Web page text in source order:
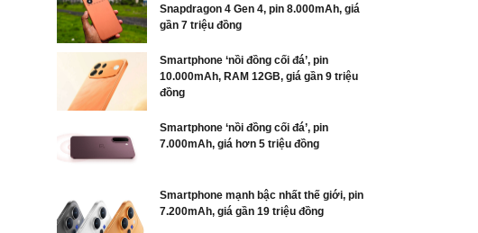
Snapdragon 4 Gen 4, pin 8.000mAh, giá
gần 7 triệu đồng
Smartphone ‘nồi đồng cối đá’, pin
10.000mAh, RAM 12GB, giá gần 9 triệu
đồng
Smartphone ‘nồi đồng cối đá’, pin
7.000mAh, giá hơn 5 triệu đồng
Smartphone mạnh bậc nhất thế giới, pin
7.200mAh, giá gần 19 triệu đồng